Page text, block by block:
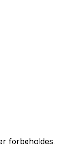
forbeholdes.